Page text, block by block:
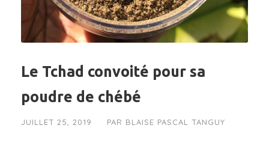
Le Tchad convoité pour sa
poudre de chébé
JUILLET 25, 2019 PAR BLAISE PASCAL TANGUY